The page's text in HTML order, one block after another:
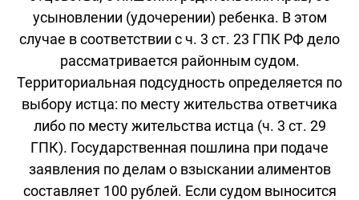
усыновлении (удочерении) ребенка. В этом
случае в соответствии с ч. 3 ст. 23 ГПК РФ дело
рассматривается районным судом.
Территориальная подсудность определяется по
выбору истца: по месту жительства ответчика
либо по месту жительства истца (ч. 3 ст. 29
ГПК). Государственная пошлина при подаче
заявления по делам о взыскании алиментов
составляет 100 рублей. Если судом выносится